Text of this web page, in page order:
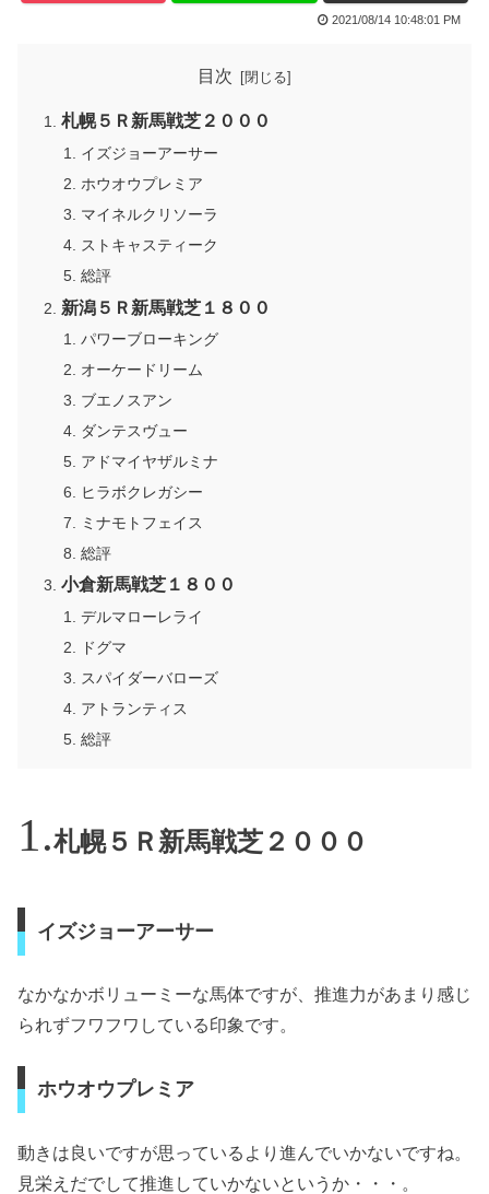
2021/08/14 10:48:01 PM
目次
札幌５Ｒ新馬戦芝２０００
イズジョーアーサー
ホウオウプレミア
マイネルクリソーラ
ストキャスティーク
総評
新潟５Ｒ新馬戦芝１８００
パワーブローキング
オーケードリーム
ブエノスアン
ダンテスヴュー
アドマイヤザルミナ
ヒラボクレガシー
ミナモトフェイス
総評
小倉新馬戦芝１８００
デルマローレライ
ドグマ
スパイダーバローズ
アトランティス
総評
札幌５Ｒ新馬戦芝２０００
イズジョーアーサー
なかなかボリューミーな馬体ですが、推進力があまり感じ
られずフワフワしている印象です。
ホウオウプレミア
動きは良いですが思っているより進んでいかないですね。
見栄えだでして推進していかないというか・・・。